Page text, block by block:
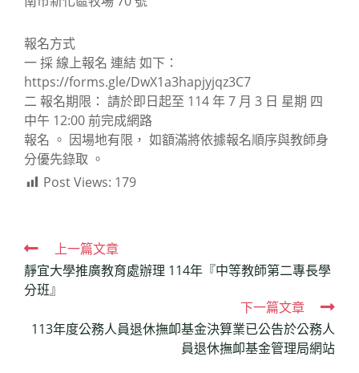
報名方式
一 採 線上報名 連結 如下：
https://forms.gle/DwX1a3hapjyjqz3C7
二 報名期限： 請於即日起至 114 年 7 月 3 日 星期 四
中午 12:00 前完成網路
報名 。 因場地有限， 如額滿將依據報名順序與教師身
分優先錄取 。
Post Views: 179
Read
more
articles
上一篇文章
靜宜大學推廣教育處辦理 114年『中等教師第二專長學
分班』
下一篇文章
113年度公務人員退休撫卹基金決算業已公告於公務人
員退休撫卹基金管理局網站